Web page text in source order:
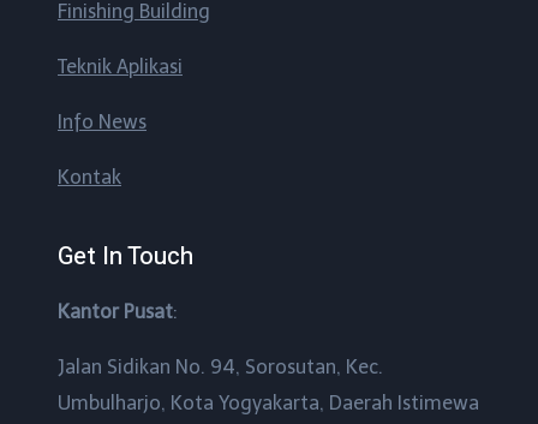
Finishing Building
Teknik Aplikasi
Info News
Kontak
Get In Touch
Kantor Pusat:
Jalan Sidikan No. 94, Sorosutan, Kec.
Umbulharjo, Kota Yogyakarta, Daerah Istimewa